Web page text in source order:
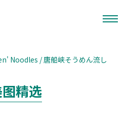
Noodles / 唐船峡そうめん流し
精选